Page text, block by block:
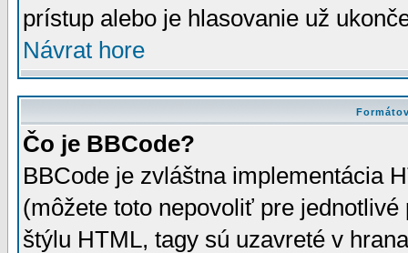
prístup alebo je hlasovanie už
Návrat hore
Čo je BBCode?
BBCode je zvláštna implementácia
(môžete toto nepovoliť pre
štýlu HTML, tagy sú uzavreté v